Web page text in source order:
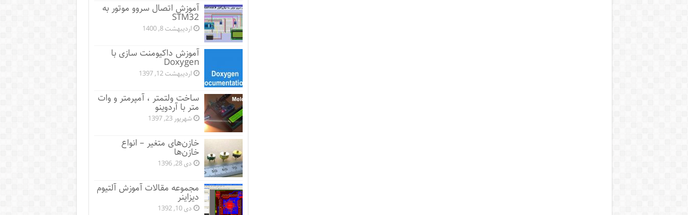
آموزش اتصال سروو موتور به
STM32
اردیبهشت 8, 1400
آموزش داکیومنت سازی با
Doxygen
اردیبهشت 12, 1397
ساخت ولتمتر ، آمپرمتر و وات
متر با آردوینو
شهریور 23, 1397
خازن‌های متغیر – انواع
خازن‌ها
دی 28, 1396
مجموعه مقالات آموزش آلتیوم
دیزاینر
دی 10, 1392